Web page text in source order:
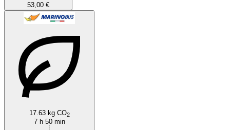
53,00 €
17.63 kg CO2
7 h 50 min